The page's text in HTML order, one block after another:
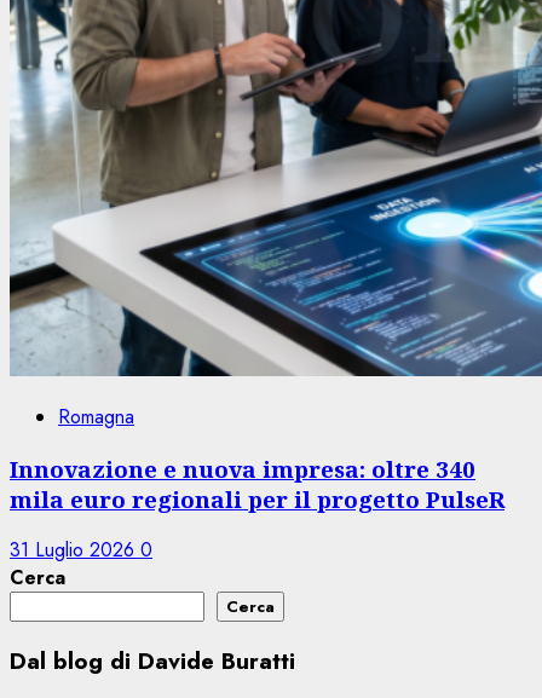
Romagna
Innovazione e nuova impresa: oltre 340
mila euro regionali per il progetto PulseR
31 Luglio 2026 0
Cerca
Cerca
Dal blog di Davide Buratti